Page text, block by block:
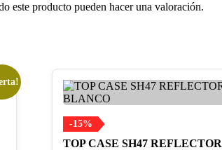
este producto pueden hacer una valoración.
-15%
TOP CASE SH47 REFLECTOR